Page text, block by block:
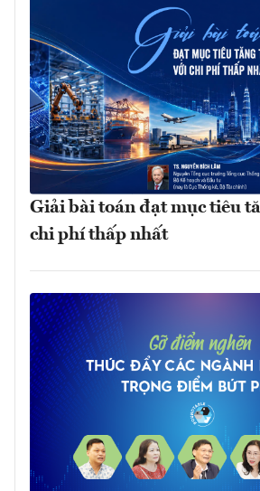
Giải bài toán đạt mục tiêu
chi phí thấp nhất